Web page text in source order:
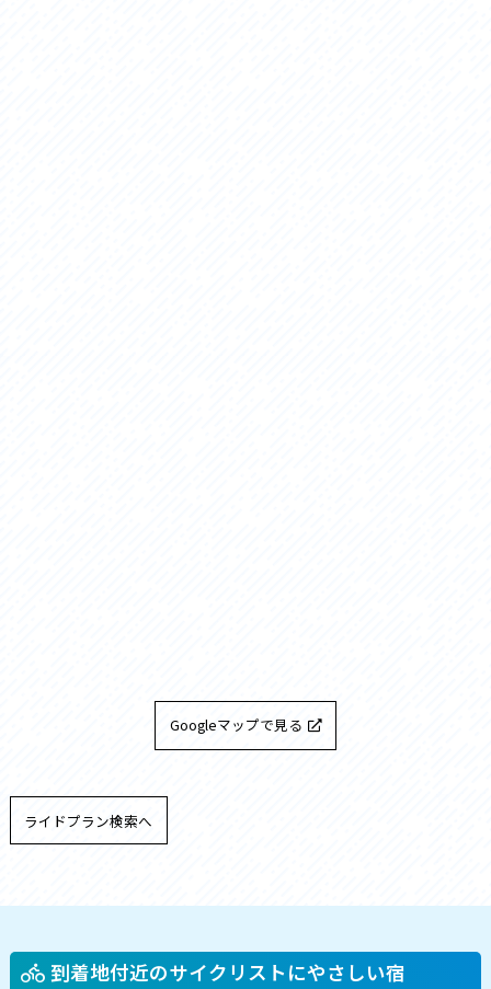
Googleマップで見る
ライドプラン検索へ
到着地付近のサイクリストにやさしい宿